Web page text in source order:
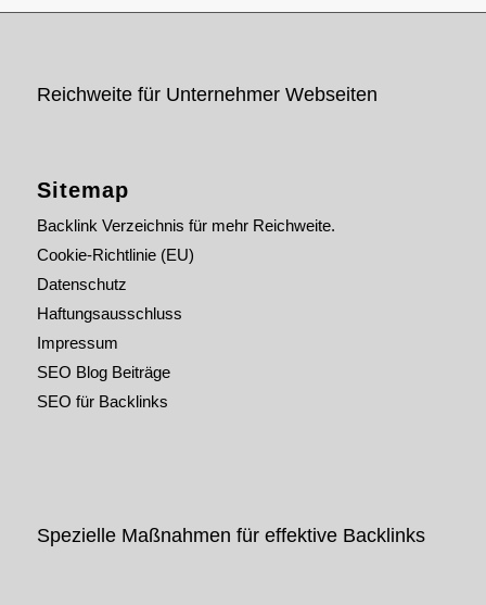
Reichweite für Unternehmer Webseiten
Sitemap
Backlink Verzeichnis für mehr Reichweite.
Cookie-Richtlinie (EU)
Datenschutz
Haftungsausschluss
Impressum
SEO Blog Beiträge
SEO für Backlinks
Spezielle Maßnahmen für effektive Backlinks